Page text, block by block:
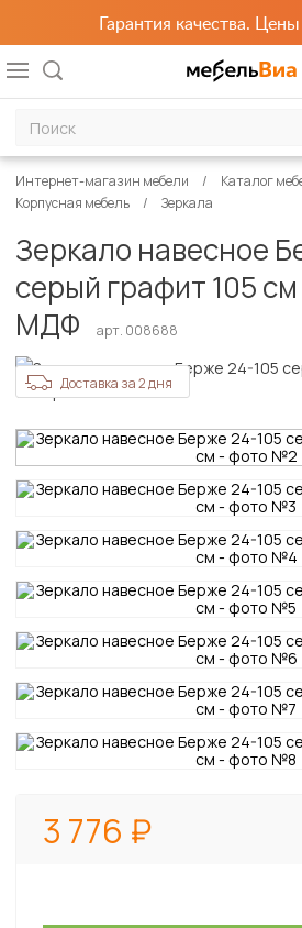
Гарантия качества.
Интернет-магазин мебели
Каталог
Корпусная мебель
Зеркала
Зеркало навесное
серый графит 105
МДФ
арт. 008688
Доставка за 2 дня
3 776